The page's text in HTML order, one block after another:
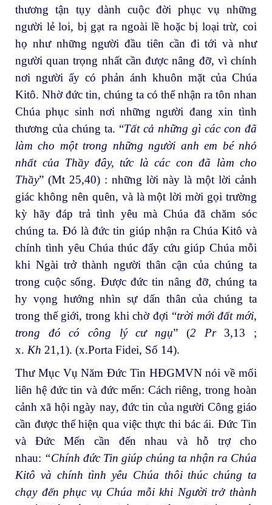
thương tận tụy dành cuộc đời phục vụ những
người lẻ loi, bị gạt ra ngoài lề hoặc bị loại trừ, coi
họ như những người đầu tiên cần đi tới và như
người quan trọng nhất cần được nâng đỡ, vì chính
nơi người ấy có phản ánh khuôn mặt của Chúa
Kitô. Nhờ đức tin, chúng ta có thể nhận ra tôn nhan
Chúa phục sinh nơi những người đang xin tình
thương của chúng ta. “Tất cả những gì các con đã
làm cho một trong những người anh em bé nhỏ
nhất của Thầy đây, tức là các con đã làm cho
Thầy” (Mt 25,40) : những lời này là một lời cảnh
giác không nên quên, và là một lời mời gọi trường
kỳ hãy đáp trả tình yêu mà Chúa đã chăm sóc
chúng ta. Đó là đức tin giúp nhận ra Chúa Kitô và
chính tình yêu Chúa thúc đẩy cứu giúp Chúa mỗi
khi Ngài trở thành người thân cận của chúng ta
trong cuộc sống. Được đức tin nâng đỡ, chúng ta
hy vọng hướng nhìn sự dấn thân của chúng ta
trong thế giới, trong khi chờ đợi “trời mới đất mới,
trong đó có công lý cư ngụ” (2 Pr3,13 ;
x. Kh 21,1). (x.Porta Fidei, Số 14).
Thư Mục Vụ Năm Đức Tin HĐGMVN nói về mối
liên hệ đức tin và đức mến: Cách riêng, trong hoàn
cảnh xã hội ngày nay, đức tin của người Công giáo
cần được thể hiện qua việc thực thi bác ái. Đức Tin
và Đức Mến cần đến nhau và hỗ trợ cho
nhau: “Chính đức Tin giúp chúng ta nhận ra Chúa
Kitô và chính tình yêu Chúa thôi thúc chúng ta
chạy đến phục vụ Chúa mỗi khi Người trở thành